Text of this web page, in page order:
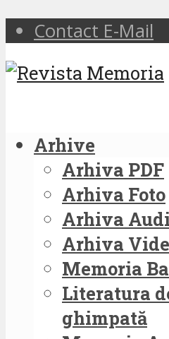
Contact E-Mail
Arhive
Arhiva PDF
Arhiva Foto
Arhiva
Arhiva
Memoria
Literatura
ghimpată